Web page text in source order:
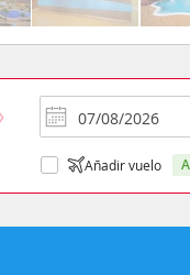
Añadir vuelo